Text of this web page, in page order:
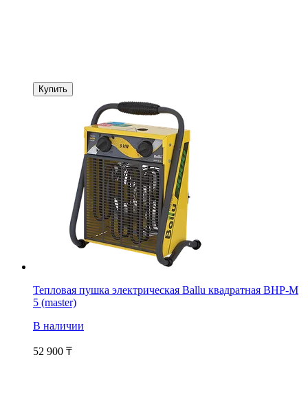
Купить
Тепловая пушка электрическая Ballu квадратная BHP-M
5 (master)
В наличии
52 900 ₸